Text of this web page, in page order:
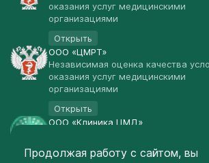
оказания услуг медицинскими
организациями
Открыть
ООО «ЦМРТ»
Независимая оценка качества
оказания услуг медицинскими
организациями
Открыть
ООО «Клиника ЦМД»
Открыть
Продолжая работу с сайтом, вы